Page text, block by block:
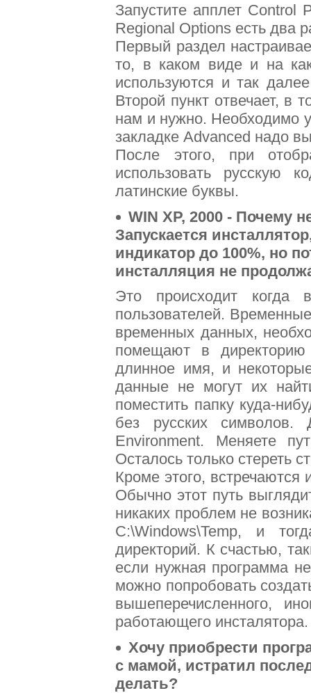
Запустите апплет Control
Regional Options есть два
Первый раздел
то, в каком виде и на
используются и так
Второй пункт отвечает, в
нам и нужно. Необходимо
закладке Advanced надо
После этого, при
использовать русскую
латинские буквы.
WIN XP, 2000 - Почему
Запускается
индикатор до 100%, но
инсталляция не
Это происходит
пользователей.
временных данных,
помещают в директорию
длинное имя, и
данные не могут их
поместить папку куда-
без русских символов.
Environment. Меняете
Осталось только стереть
Кроме этого,
Обычно этот путь
никаких проблем не
C:\Windows\Temp, и
директорий. К счастью,
если нужная программа
можно попробовать
вышеперечисленного,
работающего инсталятора.
Хочу приобрести
с мамой, истратил
делать?